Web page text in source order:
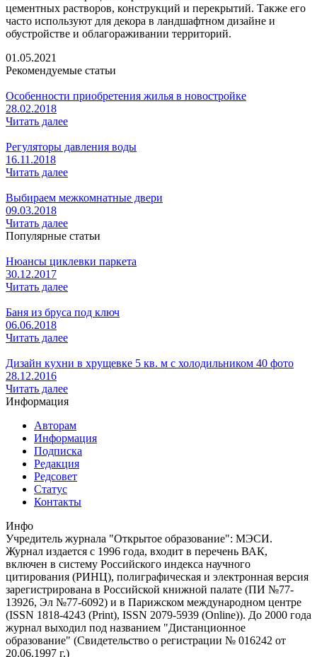
цементных растворов, конструкций и перекрытий. Также его
часто используют для декора в ландшафтном дизайне и
обустройстве и облагораживании территорий.
01.05.2021
Рекомендуемые статьи
Особенности приобретения жилья в новостройке
28.02.2018
Читать далее
Регуляторы давления воды
16.11.2018
Читать далее
Выбираем межкомнатные двери
09.03.2018
Читать далее
Популярные статьи
Нюансы циклевки паркета
30.12.2017
Читать далее
Баня из бруса под ключ
06.06.2018
Читать далее
Дизайн кухни в хрущевке 5 кв. м с холодильником 40 фото
28.12.2016
Читать далее
Информация
Авторам
Информация
Подписка
Редакция
Редсовет
Статус
Контакты
Инфо
Учредитель журнала "Открытое образование": МЭСИ.
Журнал издается с 1996 года, входит в перечень ВАК,
включен в систему Российского индекса научного
цитирования (РИНЦ), полиграфическая и электронная версия
зарегистрирована в Российской книжной палате (ПИ №77-
13926, Эл №77-6092) и в Парижском международном центре
(ISSN 1818-4243 (Print), ISSN 2079-5939 (Online)). До 2000 года
журнал выходил под названием "Дистанционное
образование" (Свидетельство о регистрации № 016242 от
20.06.1997 г.)